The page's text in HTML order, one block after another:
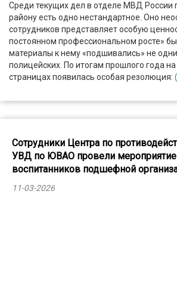
Среди текущих дел в отделе МВД России
району есть одно нестандартное. Оно
сотрудников представляет особую
постоянном профессиональном росте»
материалы к нему «подшивались» не
полицейских. По итогам прошлого года
страницах появилась особая резолюция:
Сотрудники Центра по
УВД по ЮВАО провели
воспитанников подшефной
11-03-2026